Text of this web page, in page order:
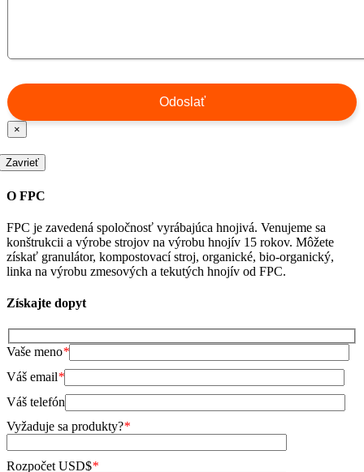
×
Zavrieť
O FPC
FPC je zavedená spoločnosť vyrábajúca hnojivá. Venujeme sa
konštrukcii a výrobe strojov na výrobu hnojív 15 rokov. Môžete
získať granulátor, kompostovací stroj, organické, bio-organický,
linka na výrobu zmesových a tekutých hnojív od FPC.
Získajte dopyt
Vaše meno*
Váš email*
Váš telefón
Vyžaduje sa produkty?*
Rozpočet USD$*